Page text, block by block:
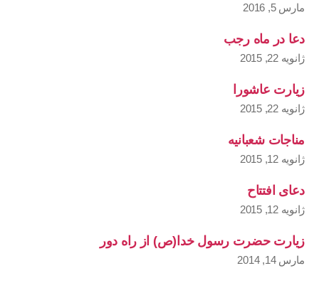
مارس 5, 2016
دعا در ماه رجب
ژانویه 22, 2015
زیارت عاشورا
ژانویه 22, 2015
مناجات شعبانیه
ژانویه 12, 2015
دعای افتتاح
ژانویه 12, 2015
زیارت حضرت رسول خدا(ص) از راه دور
مارس 14, 2014